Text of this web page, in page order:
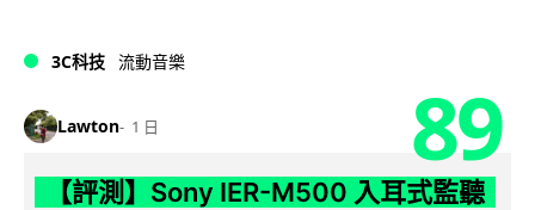
3C科技 流動音樂
Lawton 1 日 89
【評測】Sony IER-M500 入耳式監聽